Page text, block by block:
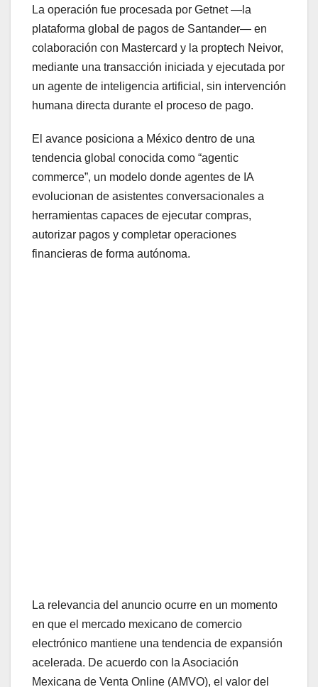
La operación fue procesada por Getnet —la
plataforma global de pagos de Santander— en
colaboración con Mastercard y la proptech Neivor,
mediante una transacción iniciada y ejecutada por
un agente de inteligencia artificial, sin intervención
humana directa durante el proceso de pago.
El avance posiciona a México dentro de una
tendencia global conocida como “agentic
commerce”, un modelo donde agentes de IA
evolucionan de asistentes conversacionales a
herramientas capaces de ejecutar compras,
autorizar pagos y completar operaciones
financieras de forma autónoma.
La relevancia del anuncio ocurre en un momento
en que el mercado mexicano de comercio
electrónico mantiene una tendencia de expansión
acelerada. De acuerdo con la Asociación
Mexicana de Venta Online (AMVO), el valor del